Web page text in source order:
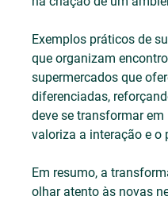
Exemplos práticos de
que organizam
supermercados que
diferenciadas,
deve se transformar
valoriza a interação e o
Em resumo, a
olhar atento às novas